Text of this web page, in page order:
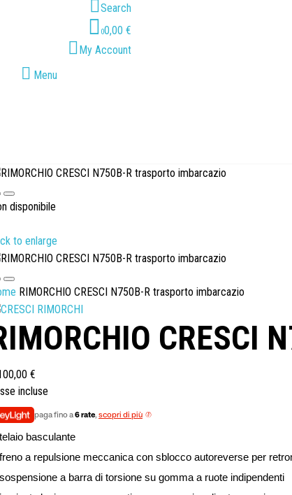
Search
00,00 €
My Account
Menu
disponibile
to enlarge
RIMORCHIO CRESCI N750B-R trasporto imbarcazio
CRESCI
€
incluse
paga fino a6 rate, scopri di più
basculante
a repulsione meccanica con sblocco autoreverse per
a barra di torsione su gomma a ruote indipendenti